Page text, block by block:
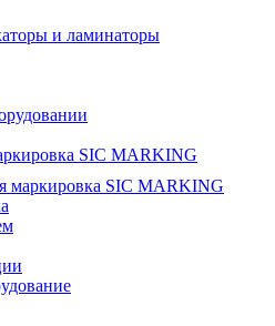
и ламинаторы
SIC MARKING
маркировка SIC MARKING